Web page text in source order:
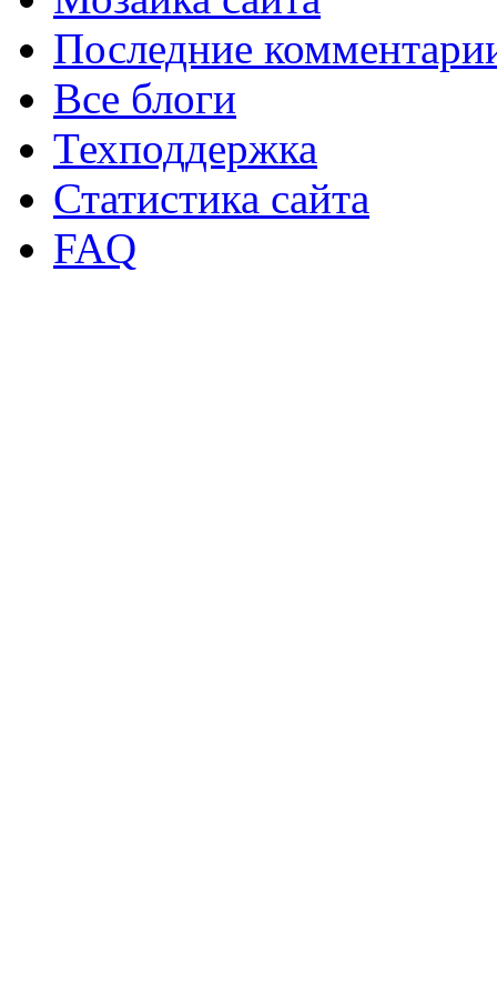
Последние
Все блоги
Техподдержка
Статистика сайта
FAQ